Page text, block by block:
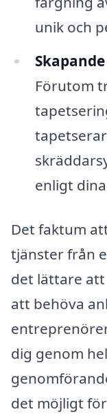
unik och
Förutom
enligt
Det faktum
tjänster från
det lättare
att behöva
dig genom
det möjligt